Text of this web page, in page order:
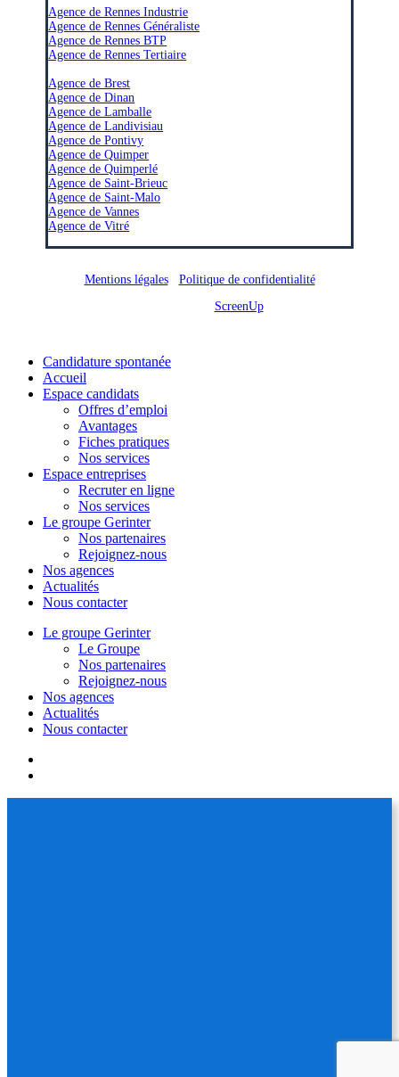
Agence de Rennes Industrie
Agence de Rennes Généraliste
Agence de Rennes BTP
Agence de Rennes Tertiaire
Agence de Brest
Agence de Dinan
Agence de Lamballe
Agence de Landivisiau
Agence de Pontivy
Agence de Quimper
Agence de Quimperlé
Agence de Saint-Brieuc
Agence de Saint-Malo
Agence de Vannes
Agence de Vitré
Mentions légales/ Politique de confidentialité
ScreenUp
Close
Menu
Candidature spontanée
Accueil
Espace candidats
Offres d’emploi
Avantages
Fiches pratiques
Nos services
Espace entreprises
Recruter en ligne
Nos services
Le groupe Gerinter
Nos partenaires
Rejoignez-nous
Nos agences
Actualités
Nous contacter
Le groupe Gerinter
Le Groupe
Nos partenaires
Rejoignez-nous
Nos agences
Actualités
Nous contacter